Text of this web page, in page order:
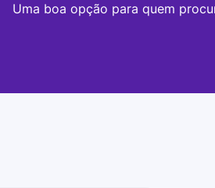
Uma boa opção para quem